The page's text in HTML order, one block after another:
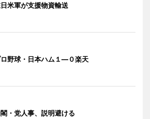
米軍が支援物資輸送
野球・日本ハム１―０楽天
・党人事、説明避ける